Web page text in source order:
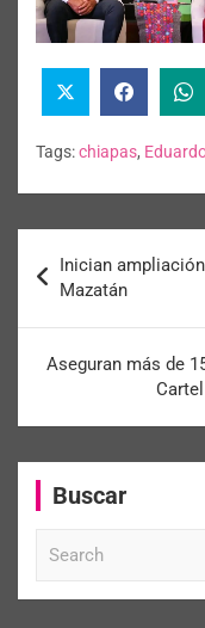
Tags:chiapas,
Inician
Mazatán
Aseguran más de
Buscar